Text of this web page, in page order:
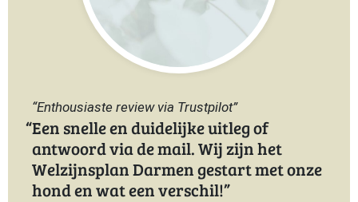
“Enthousiaste review via Trustpilot”
Een snelle en duidelijke uitleg of
antwoord via de mail. Wij zijn het
Welzijnsplan Darmen gestart met onze
hond en wat een verschil!